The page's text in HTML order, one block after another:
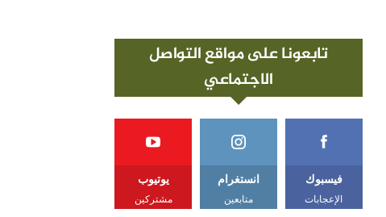
تابعونا على مواقع التواصل
الاجتماعي
فيسبوك
الإعجابات
انستغرام
متابعين
يوتيوب
مشتركين